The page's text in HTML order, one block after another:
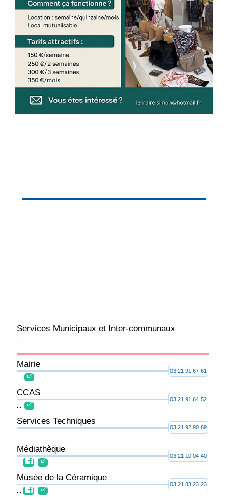
Services Municipaux et Inter-communaux
Mairie
03 21 91 67 61
CCAS
03 21 91 64 52
Services Techniques
03 21 92 90 89
Médiathèque
03 21 10 04 40
Musée de la Céramique
03 21 83 23 23